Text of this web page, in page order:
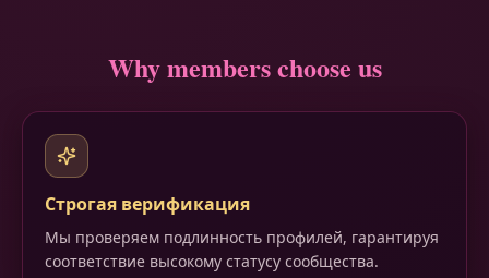
Why members choose us
Строгая верификация
Мы проверяем подлинность профилей, гарантируя
соответствие высокому статусу сообщества.